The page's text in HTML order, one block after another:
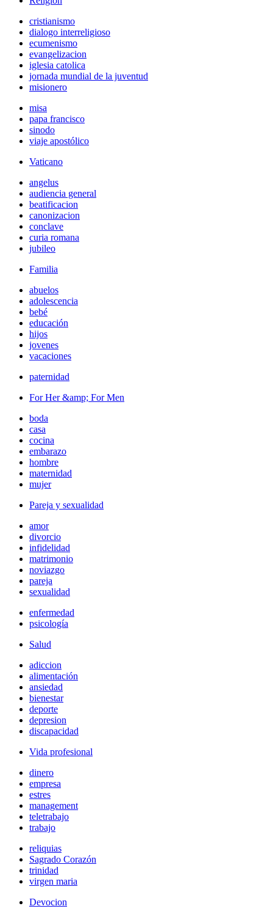
cristianismo
dialogo interreligioso
ecumenismo
evangelizacion
iglesia catolica
jornada mundial de la juventud
misionero
misa
papa francisco
sinodo
viaje apostólico
Vaticano
angelus
audiencia general
beatificacion
canonizacion
conclave
curia romana
jubileo
Familia
abuelos
adolescencia
bebé
educación
hijos
jovenes
vacaciones
paternidad
For Her &amp; For Men
boda
casa
cocina
embarazo
hombre
maternidad
mujer
Pareja y sexualidad
amor
divorcio
infidelidad
matrimonio
noviazgo
pareja
sexualidad
enfermedad
psicología
Salud
adiccion
alimentación
ansiedad
bienestar
deporte
depresion
discapacidad
Vida profesional
dinero
empresa
estres
management
teletrabajo
trabajo
reliquias
Sagrado Corazón
trinidad
virgen maria
Devocion